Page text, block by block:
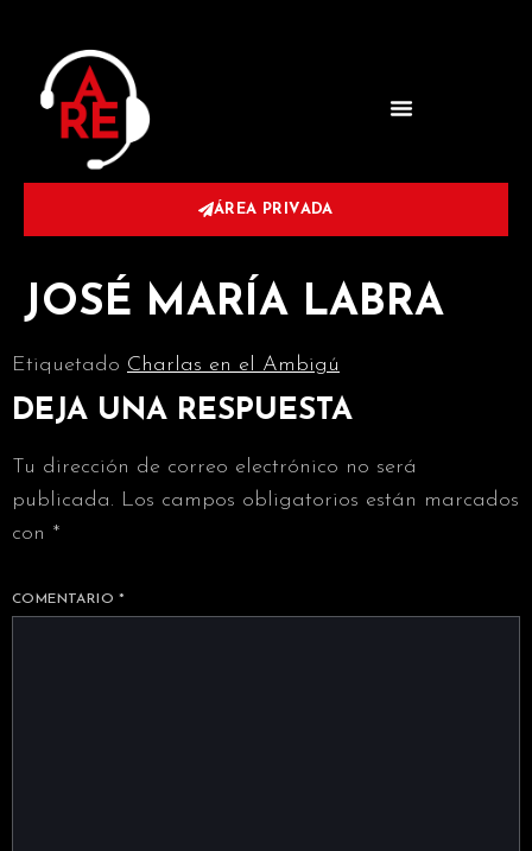
ÁREA PRIVADA
JOSÉ MARÍA LABRA
Etiquetado Charlas en el Ambigú
DEJA UNA RESPUESTA
Tu dirección de correo electrónico no será
publicada. Los campos obligatorios están marcados
con *
COMENTARIO*